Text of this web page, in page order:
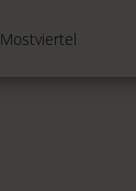
Mostviertel